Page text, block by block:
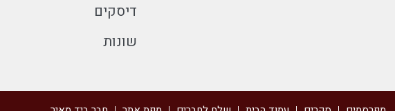
דיסקים
שונות